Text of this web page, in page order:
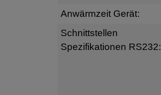
Anwärmzeit Gerät:
Schnittstellen
Spezifikationen RS232: